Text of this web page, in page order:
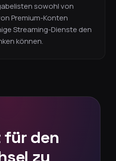
sowohl von
Premium-Konten
Streaming-Dienste den
können.
für den
zu